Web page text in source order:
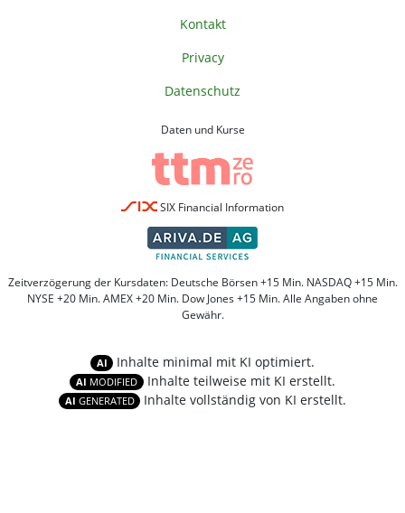
Kontakt
Privacy
Datenschutz
Daten und Kurse
SIX Financial Information
Zeitverzögerung der Kursdaten: Deutsche Börsen +15 Min. NASDAQ +15 Min.
NYSE +20 Min. AMEX +20 Min. Dow Jones +15 Min. Alle Angaben ohne
Gewähr.
AI Inhalte minimal mit KI optimiert.
AI MODIFIED Inhalte teilweise mit KI erstellt.
AI GENERATED Inhalte vollständig von KI erstellt.